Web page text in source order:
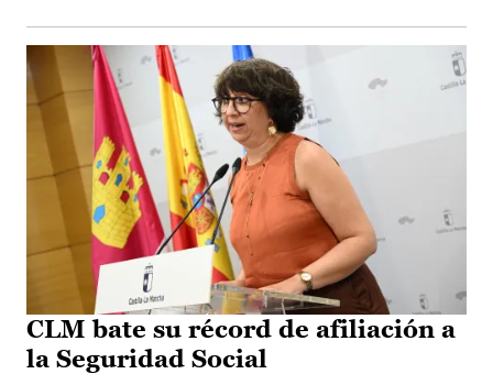
CLM bate su récord de afiliación a
la Seguridad Social